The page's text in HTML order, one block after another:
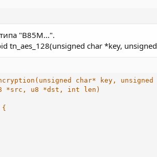
"B85M...".
tn_aes_128(unsigned char *key,
char* key,
*src, u8 *dst, int len)
{